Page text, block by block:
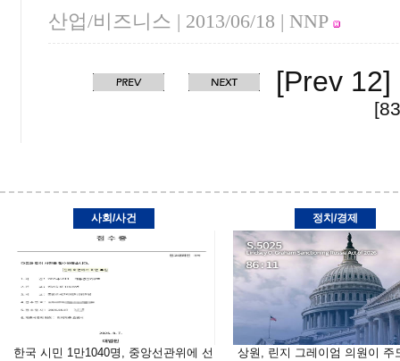
산업/비즈니스 | 2013/06/18 | NNP
[Prev 12]
사회/사건
한국 시민 1만1040명, 중앙선관위에 선
정치/경제
상원, 린지 그레이엄 의원이 주